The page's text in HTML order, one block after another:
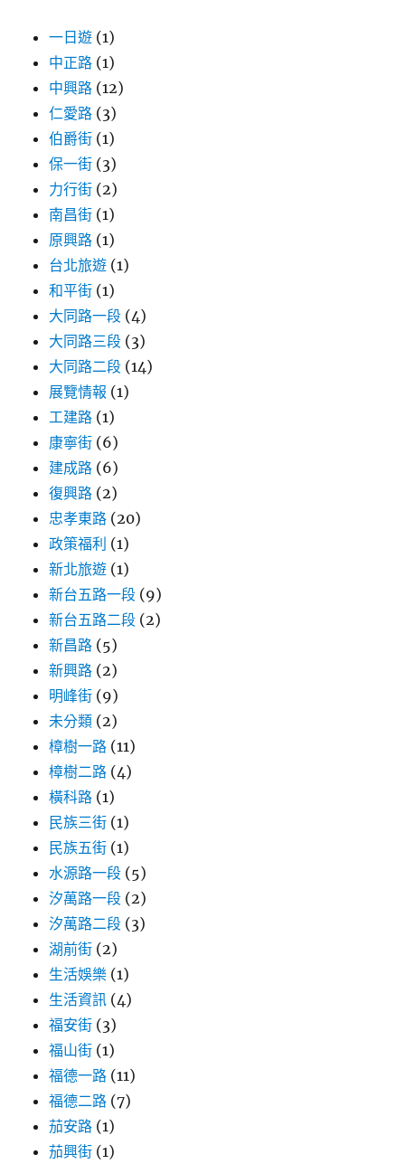
一日遊 (1)
中正路 (1)
中興路 (12)
仁愛路 (3)
伯爵街 (1)
保一街 (3)
力行街 (2)
南昌街 (1)
原興路 (1)
台北旅遊 (1)
和平街 (1)
大同路一段 (4)
大同路三段 (3)
大同路二段 (14)
展覽情報 (1)
工建路 (1)
康寧街 (6)
建成路 (6)
復興路 (2)
忠孝東路 (20)
政策福利 (1)
新北旅遊 (1)
新台五路一段 (9)
新台五路二段 (2)
新昌路 (5)
新興路 (2)
明峰街 (9)
未分類 (2)
樟樹一路 (11)
樟樹二路 (4)
橫科路 (1)
民族三街 (1)
民族五街 (1)
水源路一段 (5)
汐萬路一段 (2)
汐萬路二段 (3)
湖前街 (2)
生活娛樂 (1)
生活資訊 (4)
福安街 (3)
福山街 (1)
福德一路 (11)
福德二路 (7)
茄安路 (1)
茄興街 (1)